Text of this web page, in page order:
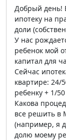
Добрый день!
ипотеку на
доли
У нас
ребенок мой
капитал для
Сейчас
квартире: 24/
ребенку + 1/
Какова
все решить в
(например, я
долю моему